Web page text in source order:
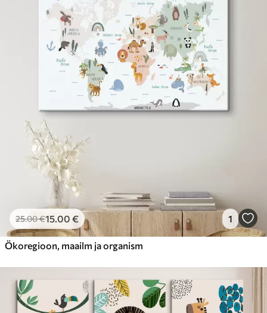
25.00€15.00 € 1
Ökoregioon, maailm ja organism